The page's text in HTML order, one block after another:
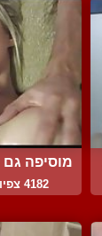
מוסיפה גם
4182 צפיות